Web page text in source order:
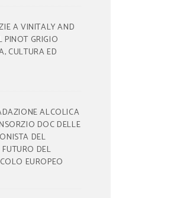
A VINITALY AND
PINOT GRIGIO
CULTURA ED
ALCOLICA
DOC DELLE
DEL
DEL
EUROPEO